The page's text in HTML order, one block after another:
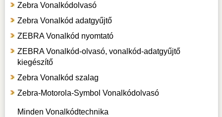
Zebra Vonalkódolvasó
Zebra Vonalkód adatgyűjtő
ZEBRA Vonalkód nyomtató
ZEBRA Vonalkód-olvasó, vonalkód-adatgyűjtő
kiegészítő
Zebra Vonalkód szalag
Zebra-Motorola-Symbol Vonalkódolvasó
Minden Vonalkódtechnika